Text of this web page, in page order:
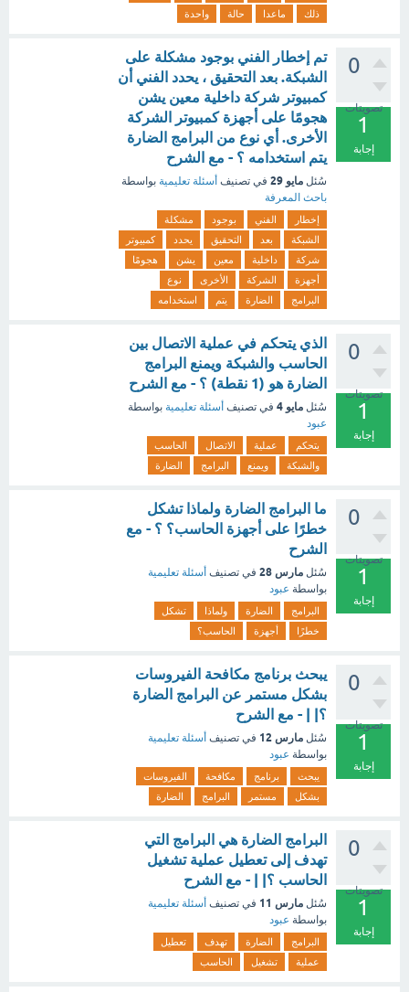
ذلك
ماعدا حالة واحدة
0
تصويتات
1
إجابة
تم إخطار الفني بوجود مشكلة على
الشبكة. بعد التحقيق ، يحدد الفني أن
كمبيوتر شركة داخلية معين يشن
هجومًا على أجهزة كمبيوتر الشركة
الأخرى. أي نوع من البرامج الضارة
يتم استخدامه ؟ - مع الشرح
سُئل مايو 29 في تصنيف أسئلة تعليمية بواسطة
باحث المعرفة
إخطار الفني بوجود
مشكلة
الشبكة
بعد التحقيق يحدد
كمبيوتر
شركة
داخلية معين يشن
هجومًا
أجهزة
الشركة الأخرى
نوع
البرامج
الضارة يتم استخدامه
0
تصويتات
1
إجابة
الذي يتحكم في عملية الاتصال بين
الحاسب والشبكة ويمنع البرامج
الضارة هو (1 نقطة) ؟ - مع الشرح
سُئل مايو 4 في تصنيف أسئلة تعليمية بواسطة
عبود
يتحكم عملية الاتصال
الحاسب
والشبكة
ويمنع البرامج الضارة
0
تصويتات
1
إجابة
ما البرامج الضارة ولماذا تشكل
خطرًا على أجهزة الحاسب؟ ؟ - مع
الشرح
سُئل مارس 28 في تصنيف أسئلة تعليمية
بواسطة عبود
البرامج الضارة ولماذا
تشكل
خطرًا
أجهزة الحاسب؟
0
تصويتات
1
إجابة
يبحث برنامج مكافحة الفيروسات
بشكل مستمر عن البرامج الضارة
؟| | - مع الشرح
سُئل مارس 12 في تصنيف أسئلة تعليمية
بواسطة عبود
يبحث برنامج مكافحة
الفيروسات
بشكل
مستمر البرامج الضارة
0
تصويتات
1
إجابة
البرامج الضارة هي البرامج التي
تهدف إلى تعطيل عملية تشغيل
الحاسب ؟| | - مع الشرح
سُئل مارس 11 في تصنيف أسئلة تعليمية
بواسطة عبود
البرامج الضارة تهدف
تعطيل
عملية
تشغيل الحاسب